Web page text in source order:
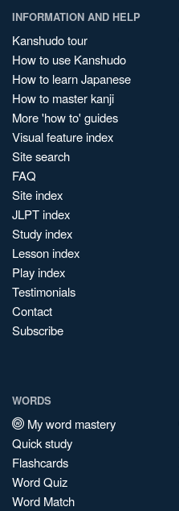
INFORMATION AND HELP
Kanshudo tour
How to use Kanshudo
How to learn Japanese
How to master kanji
More 'how to' guides
Visual feature index
Site search
FAQ
Site index
JLPT index
Study index
Lesson index
Play index
Testimonials
Contact
Subscribe
WORDS
My word mastery
Quick study
Flashcards
Word Quiz
Word Match